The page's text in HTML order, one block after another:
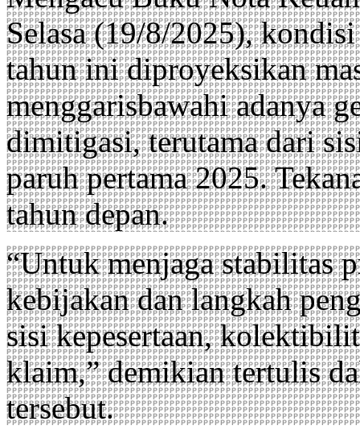
Selasa (19/8/2025),
tahun ini diproyeksikan
menggarisbawahi adanya
dimitigasi, terutama dari
paruh pertama 2025.
tahun depan.
“Untuk menjaga stabilitas
kebijakan dan langkah
sisi kepesertaan,
klaim,” demikian tertulis
tersebut.